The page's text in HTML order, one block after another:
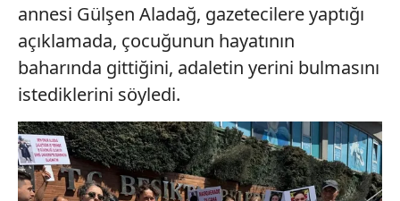
annesi Gülşen Aladağ, gazetecilere yaptığı
açıklamada, çocuğunun hayatının
baharında gittiğini, adaletin yerini bulmasını
istediklerini söyledi.